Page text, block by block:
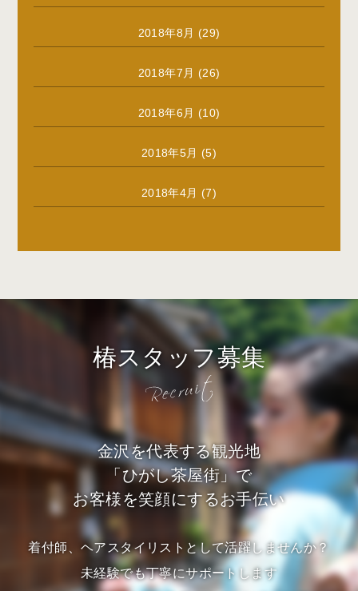
2018年8月 (29)
2018年7月 (26)
2018年6月 (10)
2018年5月 (5)
2018年4月 (7)
椿スタッフ募集
金沢を代表する観光地
「ひがし茶屋街」で
お客様を笑顔にするお手伝い
着付師、ヘアスタイリストとして活躍しませんか？
未経験でも丁寧にサポートします